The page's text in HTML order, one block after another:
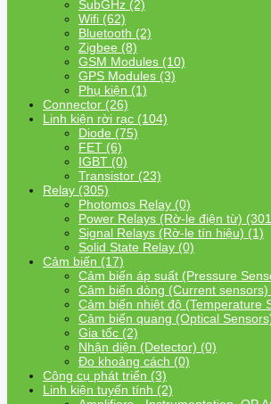
SubGHz (2)
Wifi (62)
Bluetooth (2)
Zigbee (8)
GSM Modules (10)
GPS Modules (3)
Phụ kiện (1)
Connector (26)
Linh kiện rời rạc (104)
Diode (75)
FET (6)
IGBT (0)
Transistor (23)
Relay (305)
Photomos Relay (0)
Power Relays (Rờ-le điện từ)
Signal Relays (Rờ-le tín hiệu) (1)
Solid State Relay (0)
Cảm biến (17)
Cảm biến áp suất (Pressure
Cảm biến dòng (Current sensors)
Cảm biến nhiệt độ (Temperature
Cảm biến quang (Optical
Gia tốc (2)
Nhận diện (Detector) (0)
Đo khoảng cách (0)
Công cụ phát triển (3)
Linh kiện tuyến tính (2)